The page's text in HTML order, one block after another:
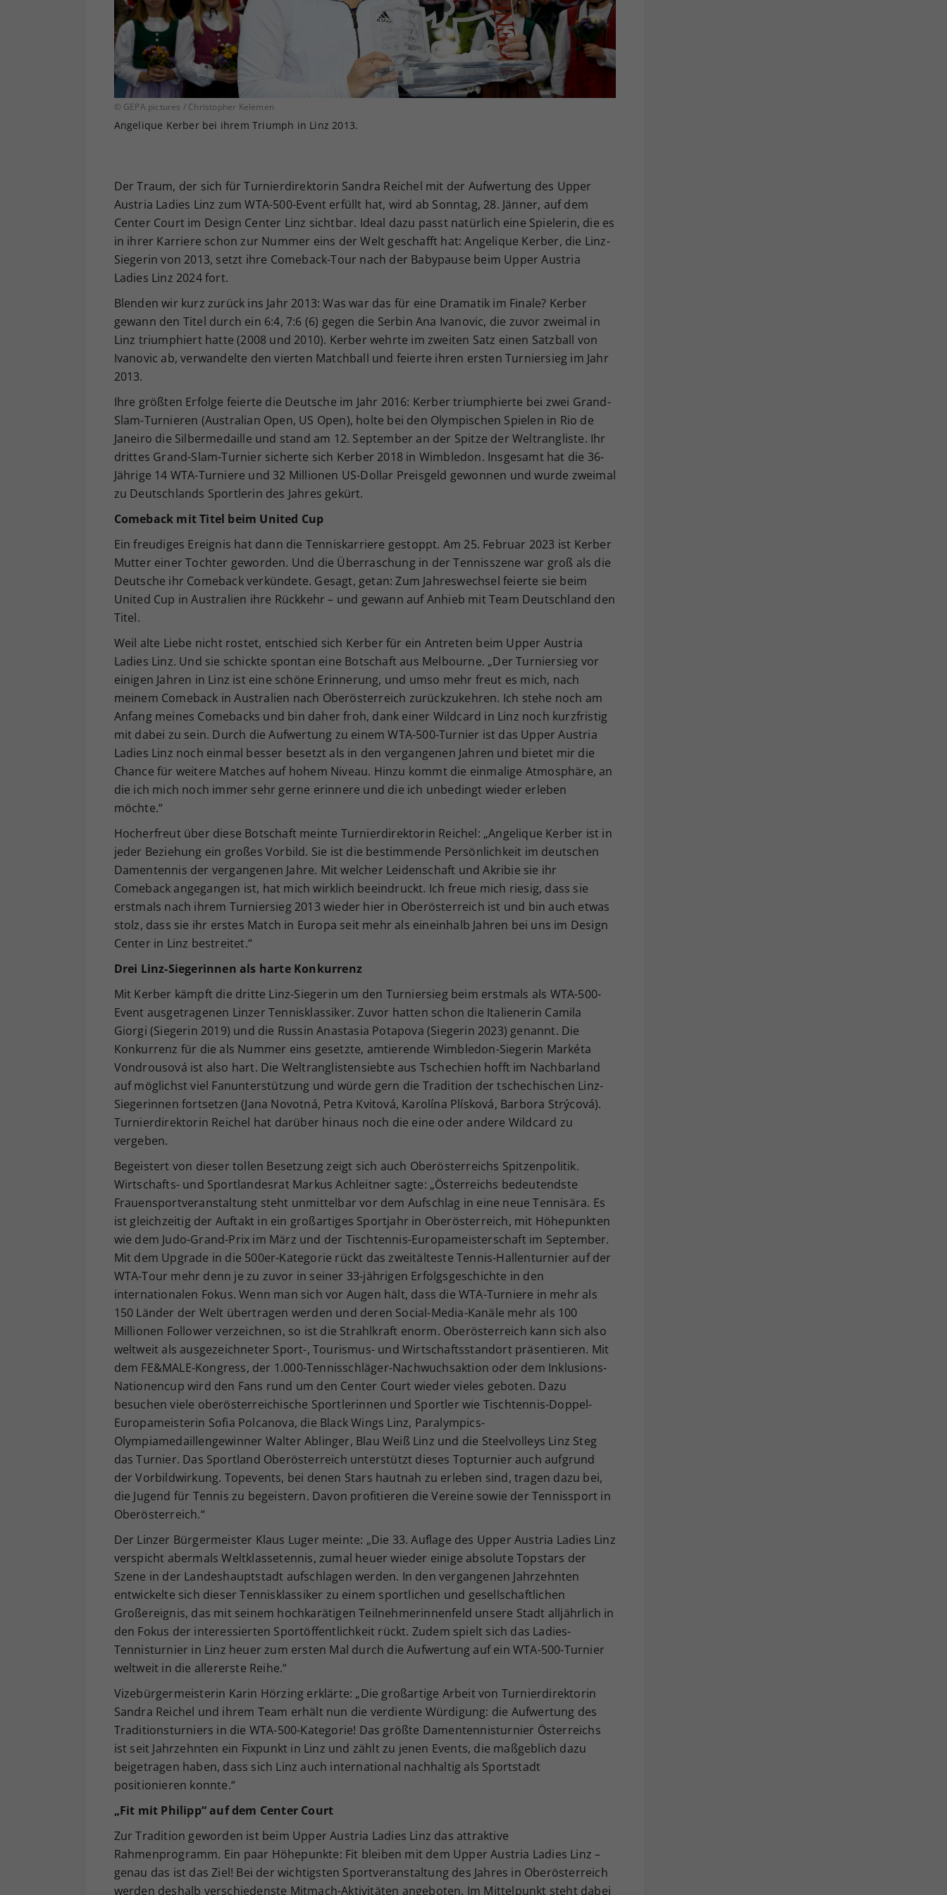
© GEPA pictures / Christopher Kelemen
Angelique Kerber bei ihrem Triumph in Linz 2013.
Der Traum, der sich für Turnierdirektorin Sandra Reichel mit der Aufwertung des Upper
Austria Ladies Linz zum WTA-500-Event erfüllt hat, wird ab Sonntag, 28. Jänner, auf dem
Center Court im Design Center Linz sichtbar. Ideal dazu passt natürlich eine Spielerin, die es
in ihrer Karriere schon zur Nummer eins der Welt geschafft hat: Angelique Kerber, die Linz-
Siegerin von 2013, setzt ihre Comeback-Tour nach der Babypause beim Upper Austria
Ladies Linz 2024 fort.
Blenden wir kurz zurück ins Jahr 2013: Was war das für eine Dramatik im Finale? Kerber
gewann den Titel durch ein 6:4, 7:6 (6) gegen die Serbin Ana Ivanovic, die zuvor zweimal in
Linz triumphiert hatte (2008 und 2010). Kerber wehrte im zweiten Satz einen Satzball von
Ivanovic ab, verwandelte den vierten Matchball und feierte ihren ersten Turniersieg im Jahr
2013.
Ihre größten Erfolge feierte die Deutsche im Jahr 2016: Kerber triumphierte bei zwei Grand-
Slam-Turnieren (Australian Open, US Open), holte bei den Olympischen Spielen in Rio de
Janeiro die Silbermedaille und stand am 12. September an der Spitze der Weltrangliste. Ihr
drittes Grand-Slam-Turnier sicherte sich Kerber 2018 in Wimbledon. Insgesamt hat die 36-
Jährige 14 WTA-Turniere und 32 Millionen US-Dollar Preisgeld gewonnen und wurde zweimal
zu Deutschlands Sportlerin des Jahres gekürt.
Comeback mit Titel beim United Cup
Ein freudiges Ereignis hat dann die Tenniskarriere gestoppt. Am 25. Februar 2023 ist Kerber
Mutter einer Tochter geworden. Und die Überraschung in der Tennisszene war groß als die
Deutsche ihr Comeback verkündete. Gesagt, getan: Zum Jahreswechsel feierte sie beim
United Cup in Australien ihre Rückkehr – und gewann auf Anhieb mit Team Deutschland den
Titel.
Weil alte Liebe nicht rostet, entschied sich Kerber für ein Antreten beim Upper Austria
Ladies Linz. Und sie schickte spontan eine Botschaft aus Melbourne. „Der Turniersieg vor
einigen Jahren in Linz ist eine schöne Erinnerung, und umso mehr freut es mich, nach
meinem Comeback in Australien nach Oberösterreich zurückzukehren. Ich stehe noch am
Anfang meines Comebacks und bin daher froh, dank einer Wildcard in Linz noch kurzfristig
mit dabei zu sein. Durch die Aufwertung zu einem WTA-500-Turnier ist das Upper Austria
Ladies Linz noch einmal besser besetzt als in den vergangenen Jahren und bietet mir die
Chance für weitere Matches auf hohem Niveau. Hinzu kommt die einmalige Atmosphäre, an
die ich mich noch immer sehr gerne erinnere und die ich unbedingt wieder erleben
möchte.“
Hocherfreut über diese Botschaft meinte Turnierdirektorin Reichel: „Angelique Kerber ist in
jeder Beziehung ein großes Vorbild. Sie ist die bestimmende Persönlichkeit im deutschen
Damentennis der vergangenen Jahre. Mit welcher Leidenschaft und Akribie sie ihr
Comeback angegangen ist, hat mich wirklich beeindruckt. Ich freue mich riesig, dass sie
erstmals nach ihrem Turniersieg 2013 wieder hier in Oberösterreich ist und bin auch etwas
stolz, dass sie ihr erstes Match in Europa seit mehr als eineinhalb Jahren bei uns im Design
Center in Linz bestreitet.“
Drei Linz-Siegerinnen als harte Konkurrenz
Mit Kerber kämpft die dritte Linz-Siegerin um den Turniersieg beim erstmals als WTA-500-
Event ausgetragenen Linzer Tennisklassiker. Zuvor hatten schon die Italienerin Camila
Giorgi (Siegerin 2019) und die Russin Anastasia Potapova (Siegerin 2023) genannt. Die
Konkurrenz für die als Nummer eins gesetzte, amtierende Wimbledon-Siegerin Markéta
Vondrousová ist also hart. Die Weltranglistensiebte aus Tschechien hofft im Nachbarland
auf möglichst viel Fanunterstützung und würde gern die Tradition der tschechischen Linz-
Siegerinnen fortsetzen (Jana Novotná, Petra Kvitová, Karolína Plísková, Barbora Strýcová).
Turnierdirektorin Reichel hat darüber hinaus noch die eine oder andere Wildcard zu
vergeben.
Begeistert von dieser tollen Besetzung zeigt sich auch Oberösterreichs Spitzenpolitik.
Wirtschafts- und Sportlandesrat Markus Achleitner sagte: „Österreichs bedeutendste
Frauensportveranstaltung steht unmittelbar vor dem Aufschlag in eine neue Tennisära. Es
ist gleichzeitig der Auftakt in ein großartiges Sportjahr in Oberösterreich, mit Höhepunkten
wie dem Judo-Grand-Prix im März und der Tischtennis-Europameisterschaft im September.
Mit dem Upgrade in die 500er-Kategorie rückt das zweitälteste Tennis-Hallenturnier auf der
WTA-Tour mehr denn je zu zuvor in seiner 33-jährigen Erfolgsgeschichte in den
internationalen Fokus. Wenn man sich vor Augen hält, dass die WTA-Turniere in mehr als
150 Länder der Welt übertragen werden und deren Social-Media-Kanäle mehr als 100
Millionen Follower verzeichnen, so ist die Strahlkraft enorm. Oberösterreich kann sich also
weltweit als ausgezeichneter Sport-, Tourismus- und Wirtschaftsstandort präsentieren. Mit
dem FE&MALE-Kongress, der 1.000-Tennisschläger-Nachwuchsaktion oder dem Inklusions-
Nationencup wird den Fans rund um den Center Court wieder vieles geboten. Dazu
besuchen viele oberösterreichische Sportlerinnen und Sportler wie Tischtennis-Doppel-
Europameisterin Sofia Polcanova, die Black Wings Linz, Paralympics-
Olympiamedaillengewinner Walter Ablinger, Blau Weiß Linz und die Steelvolleys Linz Steg
das Turnier. Das Sportland Oberösterreich unterstützt dieses Topturnier auch aufgrund
der Vorbildwirkung. Topevents, bei denen Stars hautnah zu erleben sind, tragen dazu bei,
die Jugend für Tennis zu begeistern. Davon profitieren die Vereine sowie der Tennissport in
Oberösterreich.“
Der Linzer Bürgermeister Klaus Luger meinte: „Die 33. Auflage des Upper Austria Ladies Linz
verspicht abermals Weltklassetennis, zumal heuer wieder einige absolute Topstars der
Szene in der Landeshauptstadt aufschlagen werden. In den vergangenen Jahrzehnten
entwickelte sich dieser Tennisklassiker zu einem sportlichen und gesellschaftlichen
Großereignis, das mit seinem hochkarätigen Teilnehmerinnenfeld unsere Stadt alljährlich in
den Fokus der interessierten Sportöffentlichkeit rückt. Zudem spielt sich das Ladies-
Tennisturnier in Linz heuer zum ersten Mal durch die Aufwertung auf ein WTA-500-Turnier
weltweit in die allererste Reihe.“
Vizebürgermeisterin Karin Hörzing erklärte: „Die großartige Arbeit von Turnierdirektorin
Sandra Reichel und ihrem Team erhält nun die verdiente Würdigung: die Aufwertung des
Traditionsturniers in die WTA-500-Kategorie! Das größte Damentennisturnier Österreichs
ist seit Jahrzehnten ein Fixpunkt in Linz und zählt zu jenen Events, die maßgeblich dazu
beigetragen haben, dass sich Linz auch international nachhaltig als Sportstadt
positionieren konnte.“
„Fit mit Philipp“ auf dem Center Court
Zur Tradition geworden ist beim Upper Austria Ladies Linz das attraktive
Rahmenprogramm. Ein paar Höhepunkte: Fit bleiben mit dem Upper Austria Ladies Linz –
genau das ist das Ziel! Bei der wichtigsten Sportveranstaltung des Jahres in Oberösterreich
werden deshalb verschiedenste Mitmach-Aktivitäten angeboten. Im Mittelpunkt steht dabei
Ihrer vorgenommen Einstellungen, falls der
Webseiten-Betreiber dies eingestellt hat.